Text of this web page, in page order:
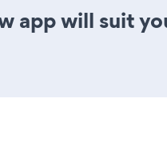
app will suit